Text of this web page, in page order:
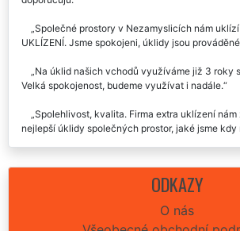
Společné prostory v Nezamyslicích nám uklízí
UKLÍZENÍ. Jsme spokojeni, úklidy jsou
Na úklid našich vchodů využíváme již 3 roky
Velká spokojenost, budeme využívat i nadále.
Spolehlivost, kvalita. Firma extra uklízení
nejlepší úklidy společných prostor, jaké jsme kdy
ODKAZY
O nás